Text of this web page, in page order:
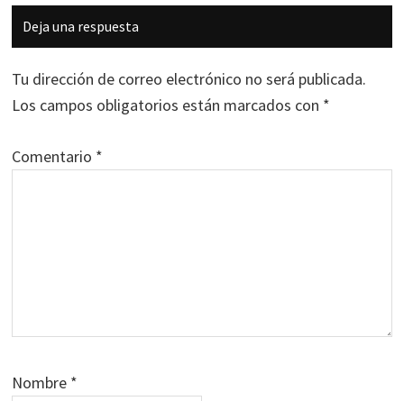
Interacciones
con
los
lectores
Deja una respuesta
Tu dirección de correo electrónico no será publicada.
Los campos obligatorios están marcados con *
Comentario *
Nombre *